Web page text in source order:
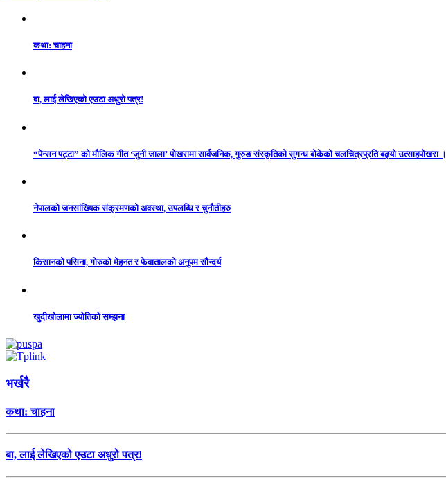
कथा: चाहना
बा, लाई लेखिएको एउटा अधुरो पत्र!
“पेन्सन पट्टा” को मौलिक गीत ‘जुनी जाला’ पोखरामा सार्वजनिक, गुरुङ संस्कृतिको सुगन्ध बोकेको चलचित्रप्रति बढ्यो उत्साहपोखरा ।
नेपालको जनसांख्यिक संक्रमणको अवस्था, उपलब्धि र चुनौतीहरु
किसानको पसिना, गोरुको मेहनत र फेवातालको अनुपम सौन्दर्य
खुदीखोलामा ज्योतिको सम्झना
भर्खरै
कथा: चाहना
बा, लाई लेखिएको एउटा अधुरो पत्र!